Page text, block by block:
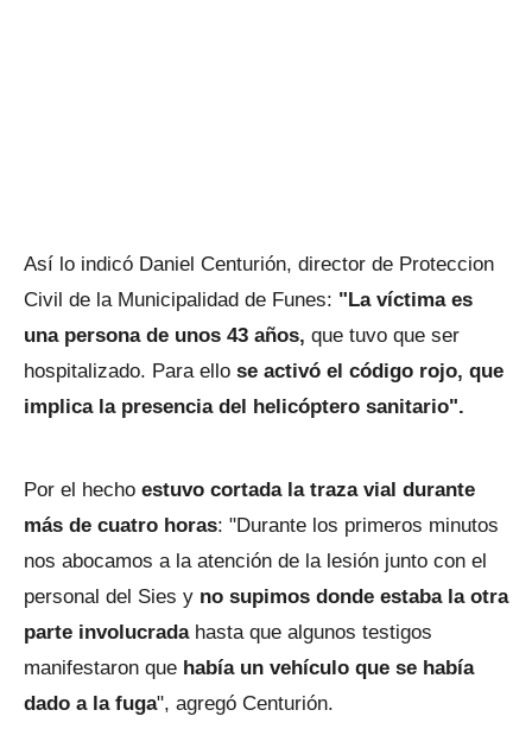
Así lo indicó Daniel Centurión, director de Proteccion
Civil de la Municipalidad de Funes: "La víctima es
una persona de unos 43 años, que tuvo que ser
hospitalizado. Para ello se activó el código rojo, que
implica la presencia del helicóptero sanitario".
Por el hecho estuvo cortada la traza vial durante
más de cuatro horas: "Durante los primeros minutos
nos abocamos a la atención de la lesión junto con el
personal del Sies y no supimos donde estaba la otra
parte involucradahasta que algunos testigos
manifestaron que había un vehículo que se había
dado a la fuga", agregó Centurión.